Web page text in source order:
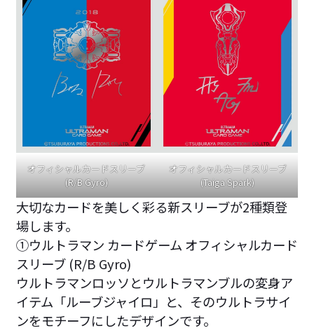
オフィシャルカードスリーブ
(R/B Gyro)
オフィシャルカードスリーブ
(Taiga Spark)
大切なカードを美しく彩る新スリーブが2種類登
場します。
①ウルトラマン カードゲーム オフィシャルカード
スリーブ (R/B Gyro)
ウルトラマンロッソとウルトラマンブルの変身ア
イテム「ルーブジャイロ」と、そのウルトラサイ
ンをモチーフにしたデザインです。